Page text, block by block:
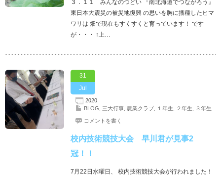
３．１１ みんなのつどい 『南北海道でつながろう』
東日本大震災の被災地復興 の思いを胸に播種したヒマ
ワリは 畑で現在もすくすくと育っています！ です
が・・・ ↑上…
31
Jul
2020
BLOG
三大行事, 農業クラブ, １年生 ２年生 ３年生
コメントを書く
校内技術競技大会 早川君が見事2
冠！！
7月22日水曜日、 校内技術競技大会が行われました！